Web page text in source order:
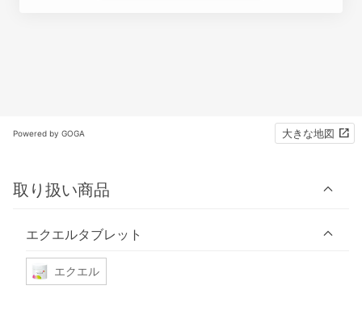
Powered by GOGA 大きな地図
取り扱い商品
エクエルタブレット
エクエル